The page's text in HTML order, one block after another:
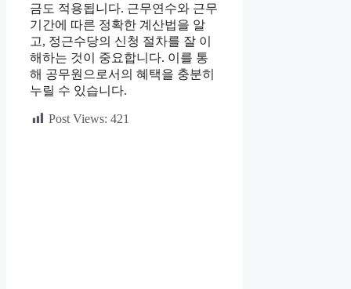
금도 적용됩니다. 근무연수와 근무
기간에 따른 정확한 계산법을 알
고, 정근수당의 신청 절차를 잘 이
해하는 것이 중요합니다. 이를 통
해 공무원으로서의 혜택을 충분히
누릴 수 있습니다.
Post Views: 421